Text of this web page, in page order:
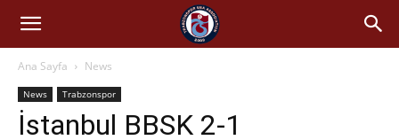
Ana Sayfa News
News Trabzonspor
İstanbul BBSK 2-1